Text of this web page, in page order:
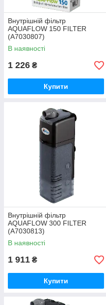
Внутрішній фільтр
AQUAFLOW 150 FILTER
(A7030807)
В наявності
1 226 ₴
Купити
Внутрішній фільтр
AQUAFLOW 300 FILTER
(A7030813)
В наявності
1 911 ₴
Купити